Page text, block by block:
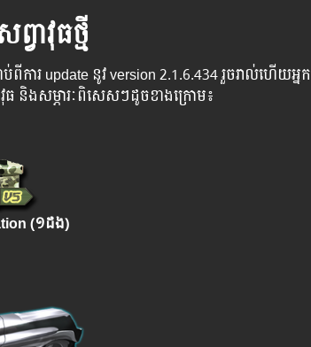
ាវុធថ្មី
ការ ​update ​នូវ ​version 2.1.6.434 រួច​​រាល់​​ហើយ​​អ្នក​​
ធ​ និង​​សម្ភារៈ​ពិសេស​ៗ​ដូច​ខាង​ក្រោម៖
(១ដង)